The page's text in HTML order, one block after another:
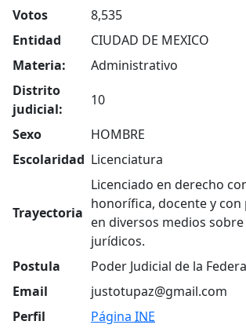
Votos
8,535
Entidad
CIUDAD DE MEXICO
Materia:
Administrativo
Distrito
judicial:
10
Sexo
HOMBRE
Escolaridad Licenciatura
Trayectoria
Licenciado en derecho
honorífica, docente y con
en diversos medios
jurídicos.
Postula
Poder Judicial de la
Email
justotupaz@gmail.com
Perfil
Página INE